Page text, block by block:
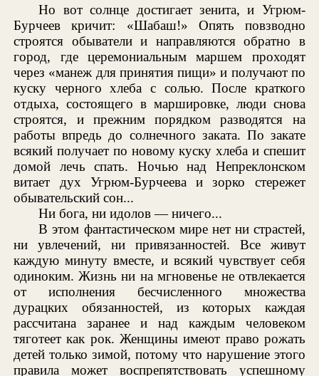
Но вот солнце достигает зенита, и Угрюм-
Бурчеев кричит: «Шабаш!» Опять повзводно
строятся обыватели и направляются обратно в
город, где церемониальным маршем проходят
через «манеж для принятия пищи» и получают по
куску черного хлеба с солью. После краткого
отдыха, состоящего в маршировке, люди снова
строятся, и прежним порядком разводятся на
работы впредь до солнечного заката. По закате
всякий получает по новому куску хлеба и спешит
домой лечь спать. Ночью над Непреклонском
витает дух Угрюм-Бурчеева и зорко стережет
обывательский сон...
Ни бога, ни идолов — ничего...
В этом фантастическом мире нет ни страстей,
ни увлечений, ни привязанностей. Все живут
каждую минуту вместе, и всякий чувствует себя
одиноким. Жизнь ни на мгновенье не отвлекается
от исполнения бесчисленного множества
дурацких обязанностей, из которых каждая
рассчитана заранее и над каждым человеком
тяготеет как рок. Женщины имеют право рожать
детей только зимой, потому что нарушение этого
правила может воспрепятствовать успешному